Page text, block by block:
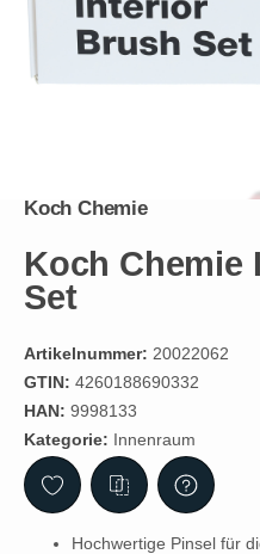
Koch Chemie
Koch Chemie
Set
Artikelnummer: 20022062
GTIN: 4260188690332
HAN: 9998133
Kategorie: Innenraum
Hochwertige Pinsel für